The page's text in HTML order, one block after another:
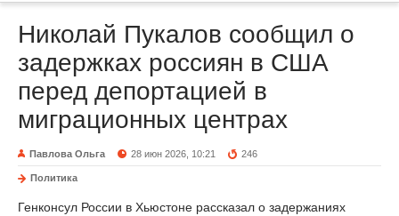
Николай Пукалов сообщил о
задержках россиян в США
перед депортацией в
миграционных центрах
Павлова Ольга 28 июн 2026, 10:21 246
Политика
Генконсул России в Хьюстоне рассказал о задержаниях